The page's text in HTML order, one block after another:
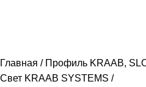
Главная
Профиль KRAAB,
Свет KRAAB SYSTEMS